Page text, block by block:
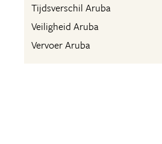
Tijdsverschil Aruba
Veiligheid Aruba
Vervoer Aruba